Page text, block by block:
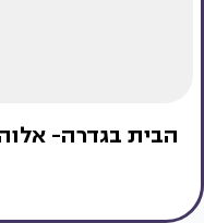
הבית בגדרה-